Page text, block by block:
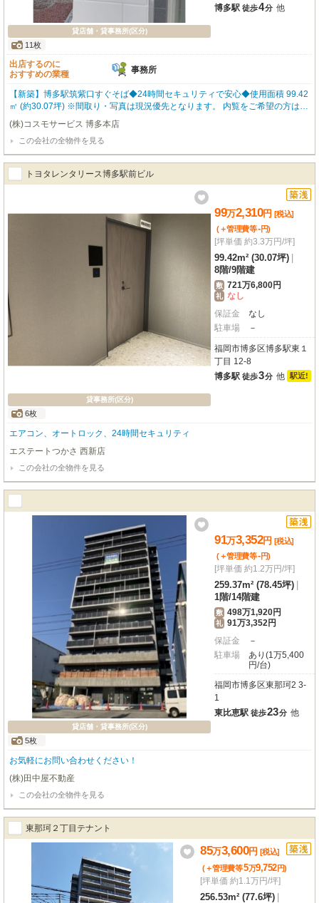
貸店舗・貸事務所(区分)
11枚
博多駅 徒歩4分 他
出店するのに
おすすめの業種
事務所
【新築】博多駅筑紫口すぐそば◆24時間セキュリティで安心◆使用面積 99.42
㎡ (約30.07坪) ※間取り・写真は現況優先となります。 内覧をご希望の方はお
気軽にお申し付けください！ 福岡の物件全てご紹介出来ます！！何でもご相
談下さい♪
(株)コスモサービス 博多本店
この会社の全物件を見る
トヨタレンタリース博多駅前ビル
貸事務所(区分)
6枚
99万2,310円 [税込]
(＋管理費等-円)
[坪単価 約3.3万円/坪]
99.42m² (30.07坪)
8階/9階建
敷 721万6,800円
礼 なし
保証金
なし
駐車場
－
福岡市博多区博多駅東１
丁目 12-8
博多駅 徒歩3分 他 駅近!
エアコン、オートロック、24時間セキュリティ
エステートつかさ 西新店
この会社の全物件を見る
貸店舗・貸事務所(区分)
5枚
91万3,352円 [税込]
(＋管理費等-円)
[坪単価 約1.2万円/坪]
259.37m² (78.45坪)
1階/14階建
敷 498万1,920円
礼 91万3,352円
保証金
－
駐車場
あり(1万5,400
円/台)
福岡市博多区東那珂2 3-
1
東比恵駅 徒歩23分 他
お気軽にお問い合わせください！
(株)田中屋不動産
この会社の全物件を見る
東那珂２丁目テナント
85万3,600円 [税込]
(＋管理費等5万9,752円)
[坪単価 約1.1万円/坪]
256.53m² (77.6坪)